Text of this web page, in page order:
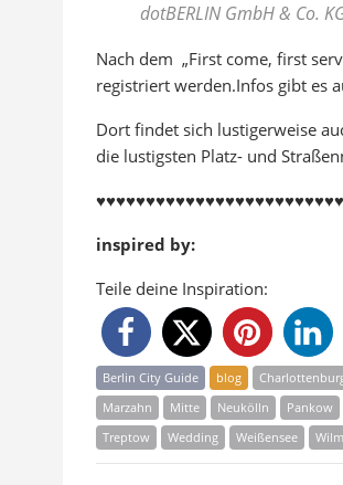
dotBERLIN GmbH & Co.
Nach dem „First come, first
registriert werden.Infos gibt es
Dort findet sich lustigerweise
die lustigsten Platz- und
inspired by:
Teile deine Inspiration:
Berlin City Guide blog
Marzahn
Mitte Neukölln Pankow
Treptow
Wedding Weißensee